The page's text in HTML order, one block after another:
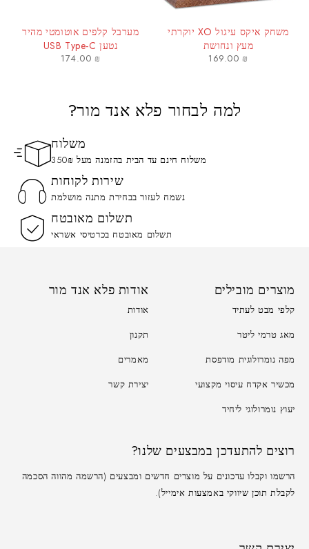
משחק איקס עיגול XO יוקרתי
מעץ ונחושת
169.00₪
מערבל קלפים אוטומטי מהיר
נטען USB Type-C
174.00₪
למה לבחור פלא אנד מור?
משלוח
משלוח חינם עד הבית בהזמנה מעל 350₪
שירות לקוחות
נשמח לעזור בבחירת מתנה מושלמת
תשלום מאובטח
תשלום מאובטח בכרטיסי אשראי
מוצרים מובילים
קלפי מבט לעתיד
מאג טרמי ליטר
מפה נומרולוגית מודפסת
מכשיר אקדח עיסוי מקצועי
יעוץ נומרולוגי ליחיד
אודות פלא אנד מור
אודות
תקנון
מאמרים
יצירת קשר
רוצים להתעדכן במבצעים שלנו?
הרשמו וקבלו עדכונים על מוצרים חדשים ומבצעים (הרשמה מהווה הסכמה
לקבלת תוכן שיווקי באמצעות אימייל).